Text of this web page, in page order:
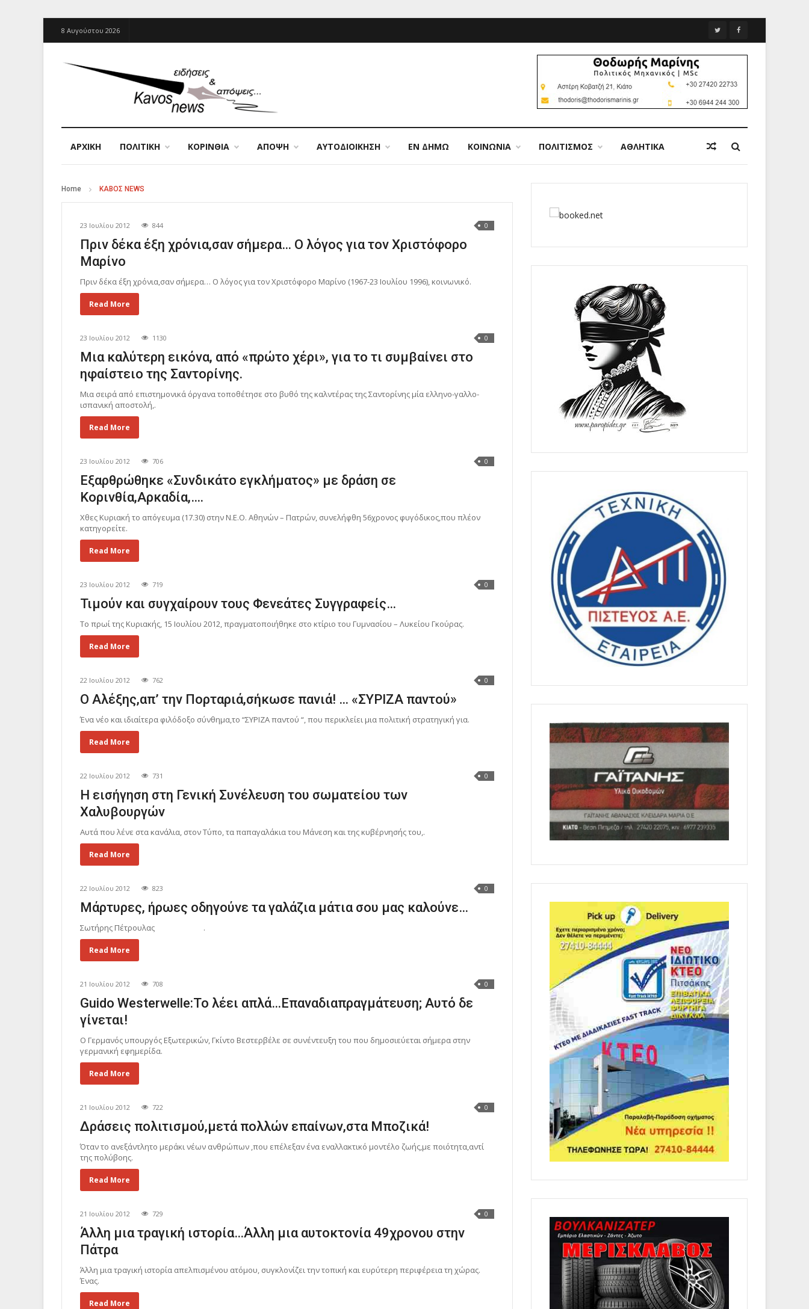
8 Αυγούστου 2026
ΑΡΧΙΚΉ ΠΟΛΙΤΙΚΗ ΚΟΡΙΝΘΙΑ ΑΠΟΨΗ ΑΥΤΟΔΙΟΙΚΗΣΗ ΕΝ ΔΗΜΩ ΚΟΙΝΩΝΙΑ ΠΟΛΙΤΙΣΜΟΣ ΑΘΛΗΤΙΚΑ
Home ΚΑΒΟΣ NEWS
23 Ιουλίου 2012 844 0
Πριν δέκα έξη χρόνια,σαν σήμερα… Ο λόγος για τον Χριστόφορο
Μαρίνο
Πριν δέκα έξη χρόνια,σαν σήμερα… Ο λόγος για τον Χριστόφορο Μαρίνο (1967-23 Ιουλίου 1996), κοινωνικό.
Read More
23 Ιουλίου 2012 1130 0
Μια καλύτερη εικόνα, από «πρώτο χέρι», για το τι συμβαίνει στο
ηφαίστειο της Σαντορίνης.
Μια σειρά από επιστημονικά όργανα τοποθέτησε στο βυθό της καλντέρας της Σαντορίνης μία ελληνο-γαλλο-
ισπανική αποστολή,.
Read More
23 Ιουλίου 2012 706 0
Εξαρθρώθηκε «Συνδικάτο εγκλήματος» με δράση σε
Κορινθία,Αρκαδία,….
Χθες Κυριακή το απόγευμα (17.30) στην Ν.Ε.Ο. Αθηνών – Πατρών, συνελήφθη 56χρονος φυγόδικος,που πλέον
κατηγορείτε.
Read More
23 Ιουλίου 2012 719 0
Τιμούν και συγχαίρουν τους Φενεάτες Συγγραφείς…
Το πρωί της Κυριακής, 15 Ιουλίου 2012, πραγματοποιήθηκε στο κτίριο του Γυμνασίου – Λυκείου Γκούρας.
Read More
22 Ιουλίου 2012 762 0
Ο Αλέξης,απ’ την Πορταριά,σήκωσε πανιά! … «ΣΥΡΙΖΑ παντού»
Ένα νέο και ιδιαίτερα φιλόδοξο σύνθημα,το “ΣΥΡΙΖΑ παντού “, που περικλείει μια πολιτική στρατηγική για.
Read More
22 Ιουλίου 2012 731 0
Η εισήγηση στη Γενική Συνέλευση του σωματείου των
Χαλυβουργών
Αυτά που λένε στα κανάλια, στον Τύπο, τα παπαγαλάκια του Μάνεση και της κυβέρνησής του,.
Read More
22 Ιουλίου 2012 823 0
Μάρτυρες, ήρωες οδηγούνε τα γαλάζια μάτια σου μας καλούνε…
Σωτήρης Πέτρουλας .
Read More
21 Ιουλίου 2012 708 0
Guido Westerwelle:Το λέει απλά…Επαναδιαπραγμάτευση; Αυτό δε
γίνεται!
Ο Γερμανός υπουργός Εξωτερικών, Γκίντο Βεστερβέλε σε συνέντευξη του που δημοσιεύεται σήμερα στην
γερμανική εφημερίδα.
Read More
21 Ιουλίου 2012 722 0
Δράσεις πολιτισμού,μετά πολλών επαίνων,στα Μποζικά!
Όταν το ανεξάντλητο μεράκι νέων ανθρώπων ,που επέλεξαν ένα εναλλακτικό μοντέλο ζωής,με ποιότητα,αντί
της πολύβοης.
Read More
21 Ιουλίου 2012 729 0
Άλλη μια τραγική ιστορία…Άλλη μια αυτοκτονία 49χρονου στην
Πάτρα
Άλλη μια τραγική ιστορία απελπισμένου ατόμου, συγκλονίζει την τοπική και ευρύτερη περιφέρεια τη χώρας.
Ένας.
Read More